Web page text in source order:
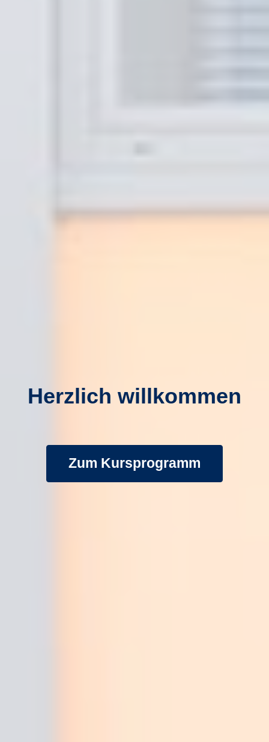
Herzlich willkommen
Zum Kursprogramm